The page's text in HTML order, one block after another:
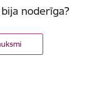
noderīga?